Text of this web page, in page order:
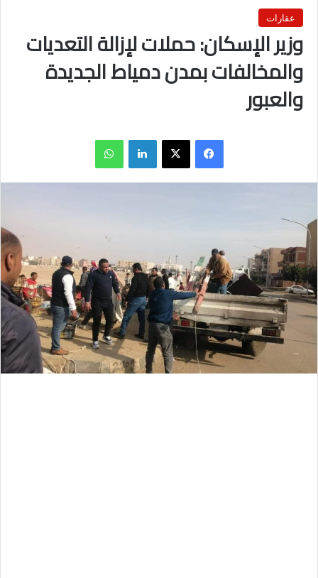
عقارات
وزير الإسكان: حملات لإزالة التعديات
والمخالفات بمدن دمياط الجديدة
والعبور
فيسبوك X لينكدإن